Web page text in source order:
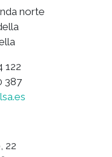
norte
122
387
22